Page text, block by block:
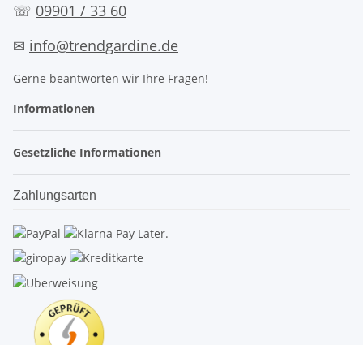
☏ 09901 / 33 60
✉ info@trendgardine.de
Gerne beantworten wir Ihre Fragen!
Informationen
Gesetzliche Informationen
Zahlungsarten